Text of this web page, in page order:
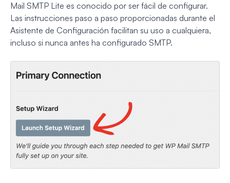
Mail SMTP Lite es conocido por ser fácil de configurar.
Las instrucciones paso a paso proporcionadas durante el
Asistente de Configuración facilitan su uso a cualquiera,
incluso si nunca antes ha configurado SMTP.